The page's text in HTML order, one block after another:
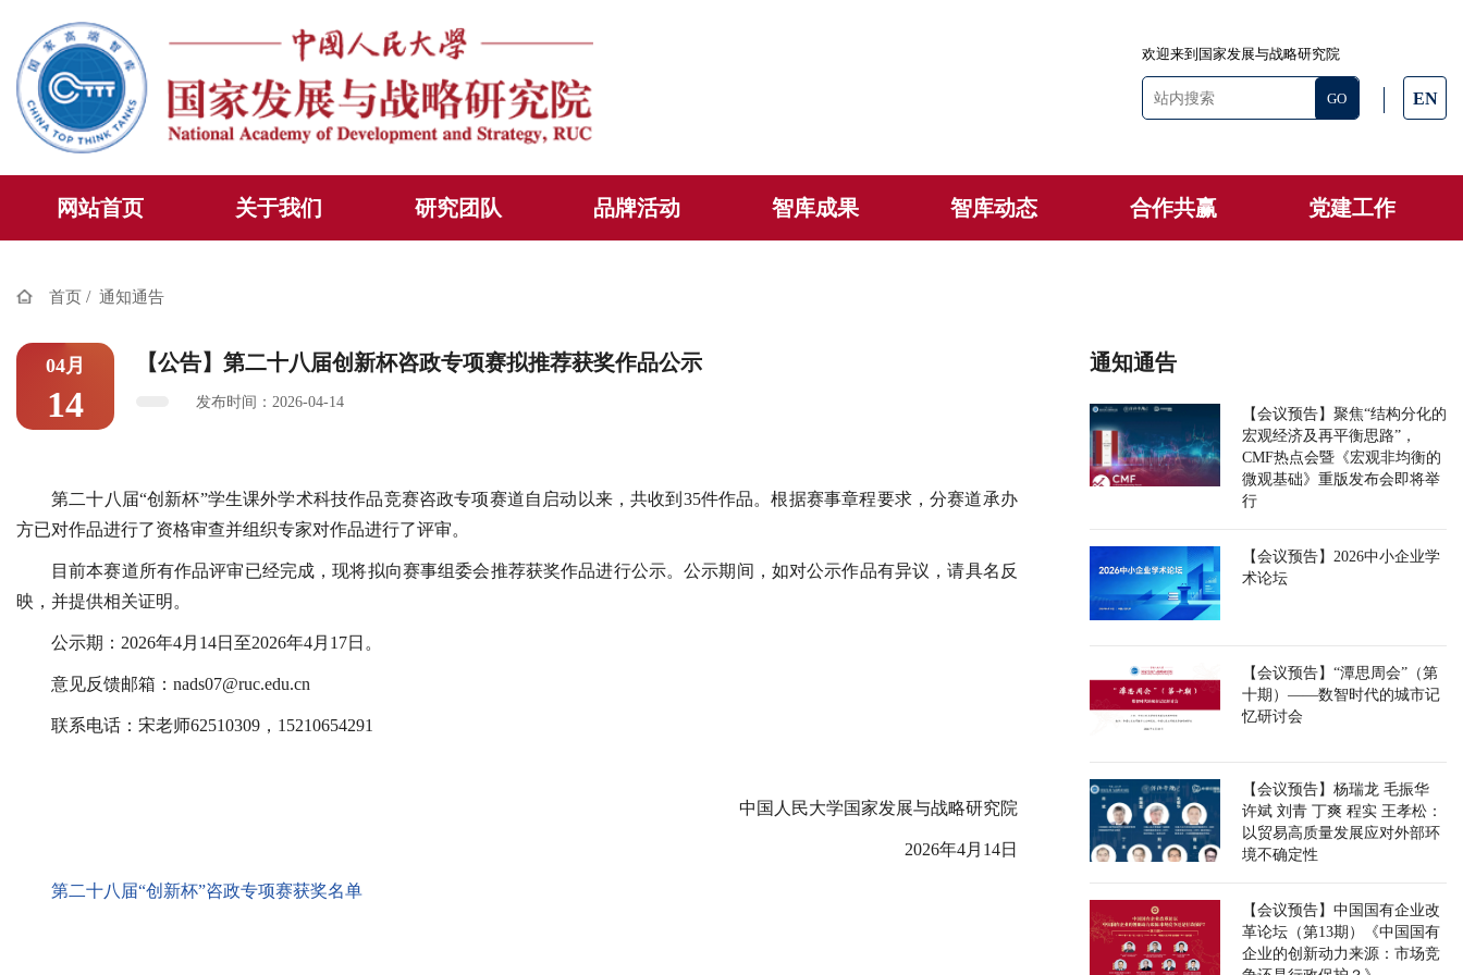
欢迎来到国家发展与战略研究院
EN
网站首页 关于我们 研究团队 品牌活动 智库成果 智库动态 合作共赢 党建工作
首页 / 通知通告
04月
14
【公告】第二十八届创新杯咨政专项赛拟推荐获奖作品公示
发布时间：2026-04-14
第二十八届“创新杯”学生课外学术科技作品竞赛咨政专项赛道自启动以来，共收到35件作品。根据赛事章程要求，分赛道承办
方已对作品进行了资格审查并组织专家对作品进行了评审。
目前本赛道所有作品评审已经完成，现将拟向赛事组委会推荐获奖作品进行公示。公示期间，如对公示作品有异议，请具名反
映，并提供相关证明。
公示期：2026年4月14日至2026年4月17日。
意见反馈邮箱：nads07@ruc.edu.cn
联系电话：宋老师62510309，15210654291
中国人民大学国家发展与战略研究院
2026年4月14日
第二十八届“创新杯”咨政专项赛获奖名单
通知通告
【会议预告】聚焦“结构分化的
宏观经济及再平衡思路”，
CMF热点会暨《宏观非均衡的
微观基础》重版发布会即将举
行
【会议预告】2026中小企业学
术论坛
【会议预告】“潭思周会”（第
十期）——数智时代的城市记
忆研讨会
【会议预告】杨瑞龙 毛振华
许斌 刘青 丁爽 程实 王孝松：
以贸易高质量发展应对外部环
境不确定性
【会议预告】中国国有企业改
革论坛（第13期）《中国国有
企业的创新动力来源：市场竞